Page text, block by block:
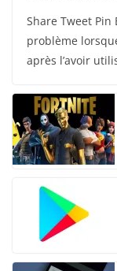
Share Tweet Pin
problème
après l’avoir